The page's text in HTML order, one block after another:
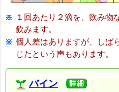
１回あたり２滴を、飲み物
飲みます。
個人差はありますが、しば
じたという声もあります。
バイン